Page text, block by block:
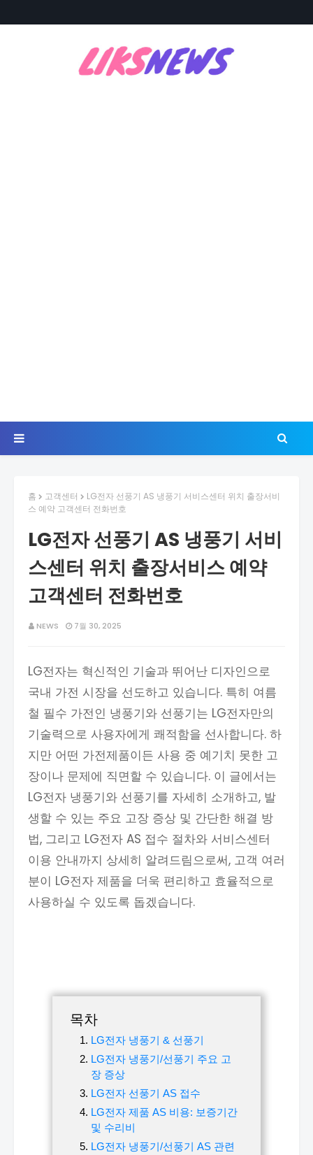
홈 고객센터
LG전자 선풍기 AS 냉풍기 서비스센터 위치 출장서비
스 예약 고객센터 전화번호
LG전자 선풍기 AS 냉풍기 서비
스센터 위치 출장서비스 예약
고객센터 전화번호
NEWS 7월 30, 2025
LG전자는 혁신적인 기술과 뛰어난 디자인으로
국내 가전 시장을 선도하고 있습니다. 특히 여름
철 필수 가전인 냉풍기와 선풍기는 LG전자만의
기술력으로 사용자에게 쾌적함을 선사합니다. 하
지만 어떤 가전제품이든 사용 중 예기치 못한 고
장이나 문제에 직면할 수 있습니다. 이 글에서는
LG전자 냉풍기와 선풍기를 자세히 소개하고, 발
생할 수 있는 주요 고장 증상 및 간단한 해결 방
법, 그리고 LG전자 AS 접수 절차와 서비스센터
이용 안내까지 상세히 알려드림으로써, 고객 여러
분이 LG전자 제품을 더욱 편리하고 효율적으로
사용하실 수 있도록 돕겠습니다.
목차
LG전자 냉풍기 & 선풍기
LG전자 냉풍기/선풍기 주요 고
장 증상
LG전자 선풍기 AS 접수
LG전자 제품 AS 비용: 보증기간
및 수리비
LG전자 냉풍기/선풍기 AS 관련